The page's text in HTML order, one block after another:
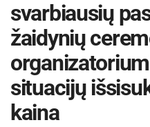
svarbiausių
žaidynių
situacijų
kaina